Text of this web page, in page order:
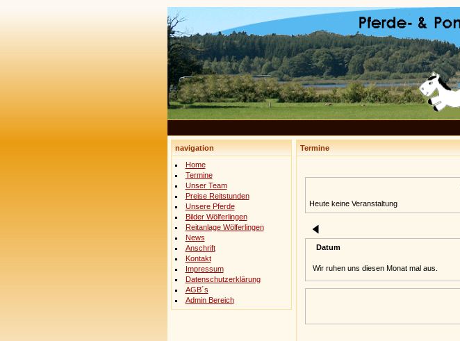
navigation
Home
Termine
Unser Team
Preise Reitstunden
Unsere Pferde
Bilder Wölferlingen
Reitanlage Wölferlingen
News
Anschrift
Kontakt
Impressum
Datenschutzerklärung
AGB´s
Admin Bereich
Termine
Heute keine Veranstaltung
Datum
Wir ruhen uns diesen Monat mal aus.